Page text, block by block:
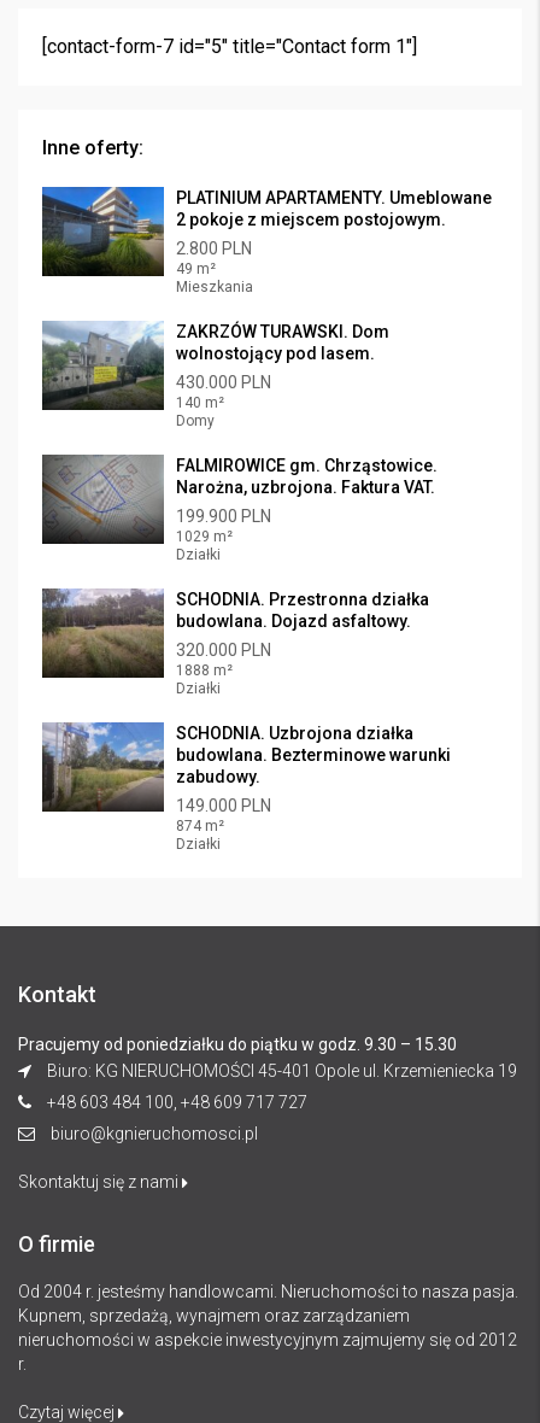
[contact-form-7 id="5" title="Contact form 1"]
Inne oferty:
PLATINIUM APARTAMENTY. Umeblowane
2 pokoje z miejscem postojowym.
2.800 PLN
49 m²
Mieszkania
ZAKRZÓW TURAWSKI. Dom
wolnostojący pod lasem.
430.000 PLN
140 m²
Domy
FALMIROWICE gm. Chrząstowice.
Narożna, uzbrojona. Faktura VAT.
199.900 PLN
1029 m²
Działki
SCHODNIA. Przestronna działka
budowlana. Dojazd asfaltowy.
320.000 PLN
1888 m²
Działki
SCHODNIA. Uzbrojona działka
budowlana. Bezterminowe warunki
zabudowy.
149.000 PLN
874 m²
Działki
Kontakt
Pracujemy od poniedziałku do piątku w godz. 9.30 – 15.30
Biuro: KG NIERUCHOMOŚCI 45-401 Opole ul. Krzemieniecka 19
+48 603 484 100, +48 609 717 727
biuro@kgnieruchomosci.pl
Skontaktuj się z nami
O firmie
Od 2004 r. jesteśmy handlowcami. Nieruchomości to nasza pasja.
Kupnem, sprzedażą, wynajmem oraz zarządzaniem
nieruchomości w aspekcie inwestycyjnym zajmujemy się od 2012
r.
Czytaj więcej